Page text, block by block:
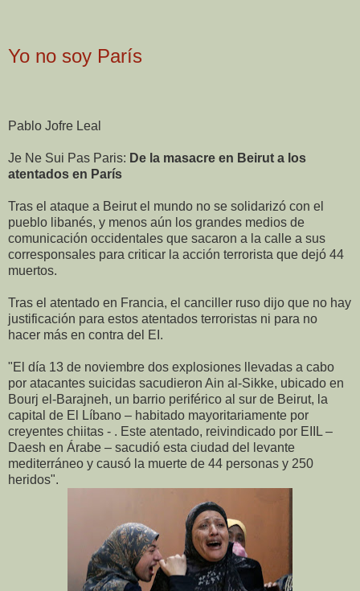
Yo no soy París
Pablo Jofre Leal
Je Ne Sui Pas Paris: De la masacre en Beirut a los
atentados en París
Tras el ataque a Beirut el mundo no se solidarizó con el
pueblo libanés, y menos aún los grandes medios de
comunicación occidentales que sacaron a la calle a sus
corresponsales para criticar la acción terrorista que dejó 44
muertos.
Tras el atentado en Francia, el canciller ruso dijo que no hay
justificación para estos atentados terroristas ni para no
hacer más en contra del EI.
"El día 13 de noviembre dos explosiones llevadas a cabo
por atacantes suicidas sacudieron Ain al-Sikke, ubicado en
Bourj el-Barajneh, un barrio periférico al sur de Beirut, la
capital de El Líbano – habitado mayoritariamente por
creyentes chiitas - . Este atentado, reivindicado por EIIL –
Daesh en Árabe – sacudió esta ciudad del levante
mediterráneo y causó la muerte de 44 personas y 250
heridos".